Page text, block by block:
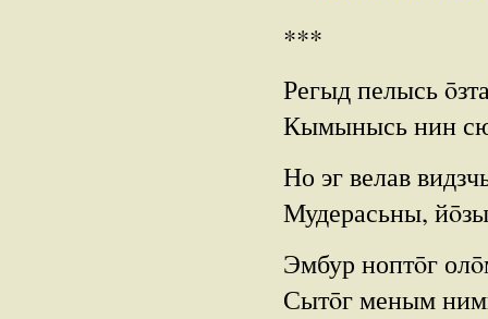
***
Регыд пелысь
Кымынысь нин
Но эг велав
Мудерасьны,
Эмбур ноптōг
Сытōг меным